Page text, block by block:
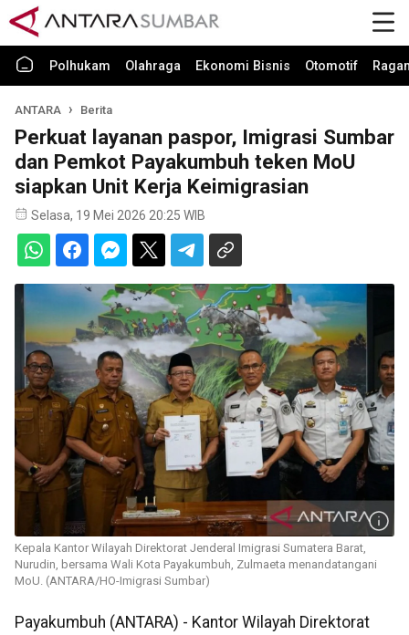
Polhukam Olahraga Ekonomi Bisnis Otomotif
ANTARA Berita
Perkuat layanan paspor, Imigrasi Sumbar
dan Pemkot Payakumbuh teken MoU
siapkan Unit Kerja Keimigrasian
Selasa, 19 Mei 2026 20:25 WIB
Kepala Kantor Wilayah Direktorat Jenderal Imigrasi Sumatera Barat,
Nurudin, bersama Wali Kota Payakumbuh, Zulmaeta menandatangani
MoU. (ANTARA/HO-Imigrasi Sumbar)
Payakumbuh (ANTARA) - Kantor Wilayah Direktorat